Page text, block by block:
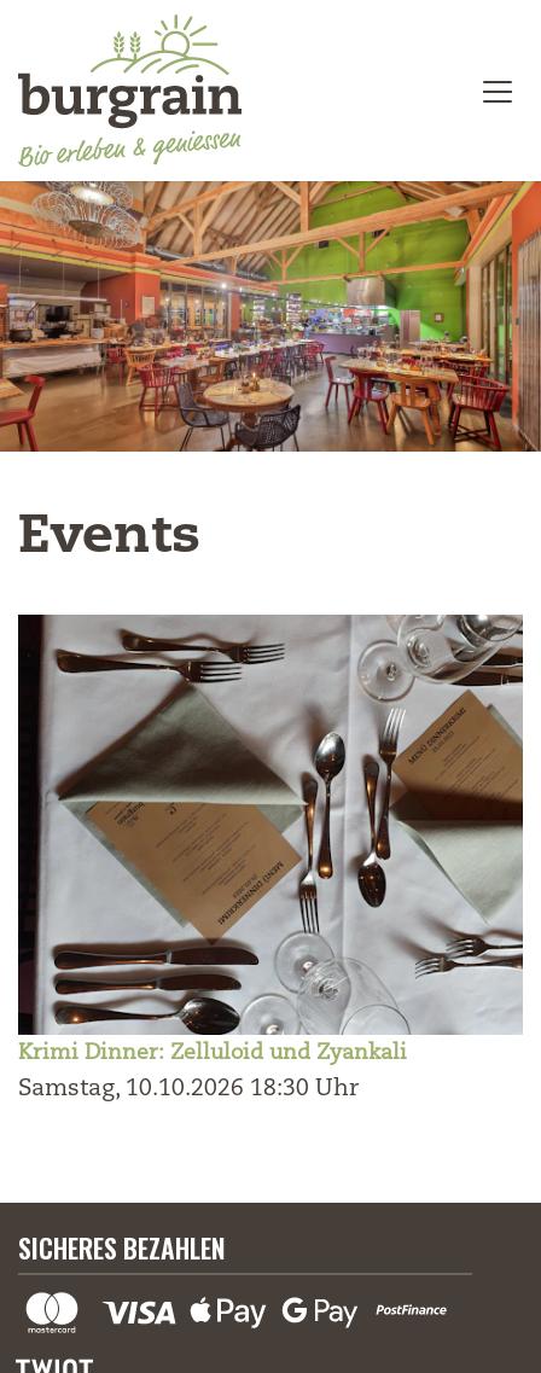
Events
Krimi Dinner: Zelluloid und Zyankali
Samstag, 10.10.2026 18:30 Uhr
SICHERES BEZAHLEN